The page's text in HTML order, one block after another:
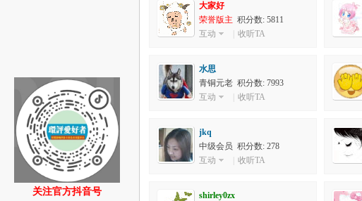
大家好
荣誉版主 积分数: 5811
互动
收听TA
水思
青铜元老 积分数: 7993
互动
收听TA
jkq
中级会员 积分数: 278
互动
收听TA
shirley0zx
关注官方抖音号